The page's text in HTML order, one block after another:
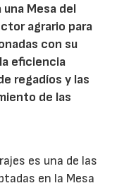
Mesa del
agrario para
con su
eficiencia
regadíos y las
de las
es una de las
en la Mesa